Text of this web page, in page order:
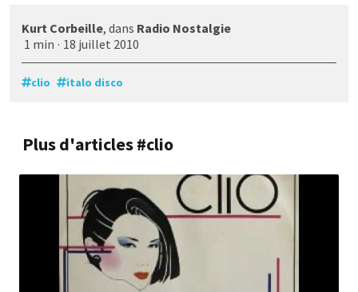
Kurt Corbeille, dans Radio Nostalgie
1 min · 18 juillet 2010
clio italo disco
Plus d'articles #clio